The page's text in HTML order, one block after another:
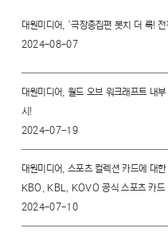
대원미디어, ‘극장총집편 봇치 더 록!
2024-08-07
대원미디어, 월드 오브 워크래프트 내
시!
2024-07-19
대원미디어, 스포츠 컬렉션 카드에 대
KBO, KBL, KOVO 공식 스포츠 카드
2024-07-10